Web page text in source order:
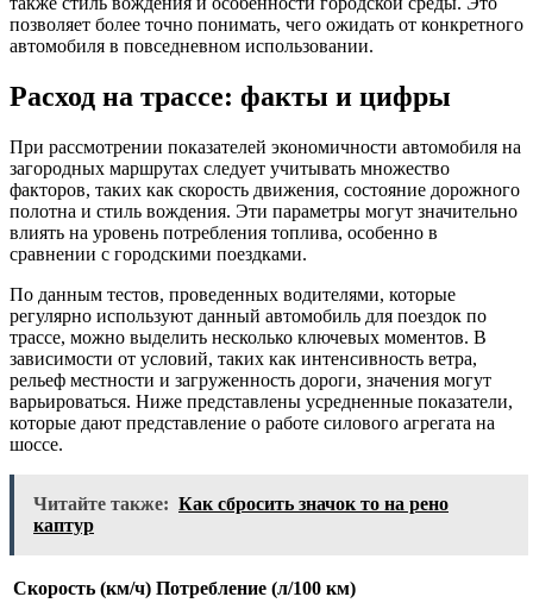
позволяет более точно понимать, чего ожидать от конкретного
автомобиля в повседневном использовании.
Расход на трассе: факты и цифры
При рассмотрении показателей экономичности автомобиля на
загородных маршрутах следует учитывать множество
факторов, таких как скорость движения, состояние дорожного
полотна и стиль вождения. Эти параметры могут значительно
влиять на уровень потребления топлива, особенно в
сравнении с городскими поездками.
По данным тестов, проведенных водителями, которые
регулярно используют данный автомобиль для поездок по
трассе, можно выделить несколько ключевых моментов. В
зависимости от условий, таких как интенсивность ветра,
рельеф местности и загруженность дороги, значения могут
варьироваться. Ниже представлены усредненные показатели,
которые дают представление о работе силового агрегата на
шоссе.
Читайте также: Как сбросить значок то на рено
каптур
Скорость (км/ч) Потребление (л/100 км)